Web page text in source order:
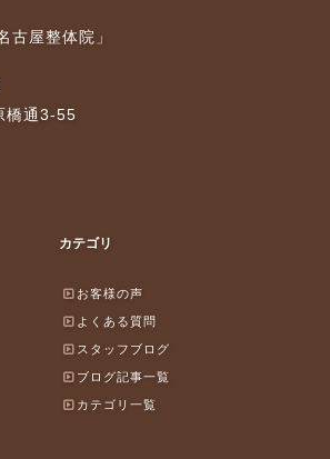
古屋整体院」
橋通3-55
カテゴリ
お客様の声
よくある質問
スタッフブログ
ブログ記事一覧
カテゴリ一覧